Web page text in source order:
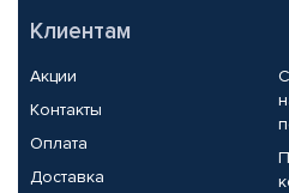
Клиентам
Акции
Контакты
Оплата
Доставка